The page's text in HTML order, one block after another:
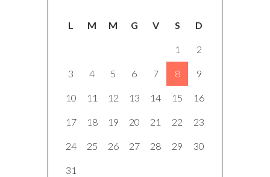
L M M G V S D
1 2
3 4 5 6 7 8 9
10 11 12 13 14 15 16
17 18 19 20 21 22 23
24 25 26 27 28 29 30
31